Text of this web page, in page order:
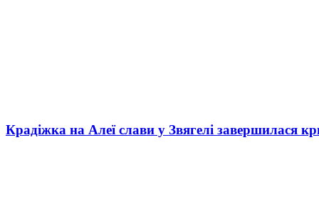
Крадіжка на Алеї слави у Звягелі завершилася